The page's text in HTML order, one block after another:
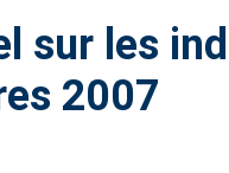
sur les
2007